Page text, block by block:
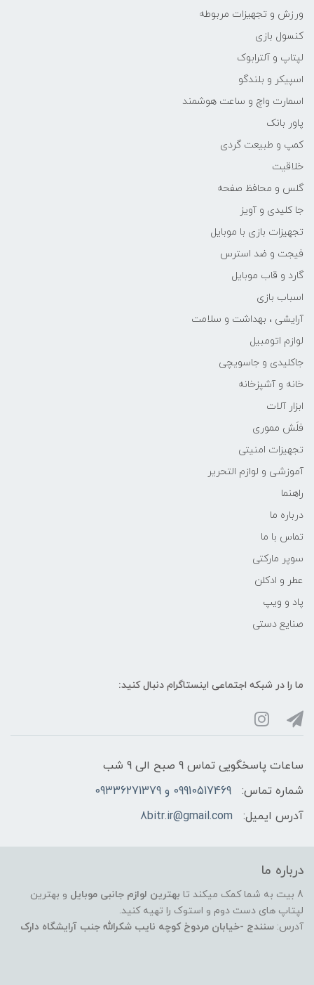
ورزش و تجهیزات مربوطه
کنسول بازی
لپتاپ و آلترابوک
اسپیکر و بلندگو
اسمارت واچ و ساعت هوشمند
پاور بانک
کمپ و طبیعت گردی
خلاقیت
گلس و محافظ صفحه
جا کلیدی و آویز
تجهیزات بازی با موبایل
فیجت و ضد استرس
گارد و قاب موبایل
اسباب بازی
آرایشی ، بهداشت و سلامت
لوازم اتومبیل
جاکلیدی و جاسویچی
خانه و آشپزخانه
ابزار آلات
فلَش مموری
تجهیزات امنیتی
آموزشی و لوازم التحریر
راهنما
درباره ما
تماس با ما
سوپر مارکتی
عطر و ادکلن
پاد و ویپ
صنایع دستی
ما را در شبکه‌ اجتماعی اینستاگرام دنبال کنید:
ساعات پاسخگویی تماس 9 صبح الی 9 شب
شماره تماس:
09910517469 و 09336271379
آدرس ایمیل:
8bitr.ir@gmail.com
درباره ما
8 بیت به شما کمک میکند تا بهترین لوازم جانبی موبایل و بهترین
لپتاپ های دست دوم و استوک را تهیه کنید.
آدرس: سنندج -خیابان مردوخ کوچه نایب شکرالله جنب آرایشگاه دارک